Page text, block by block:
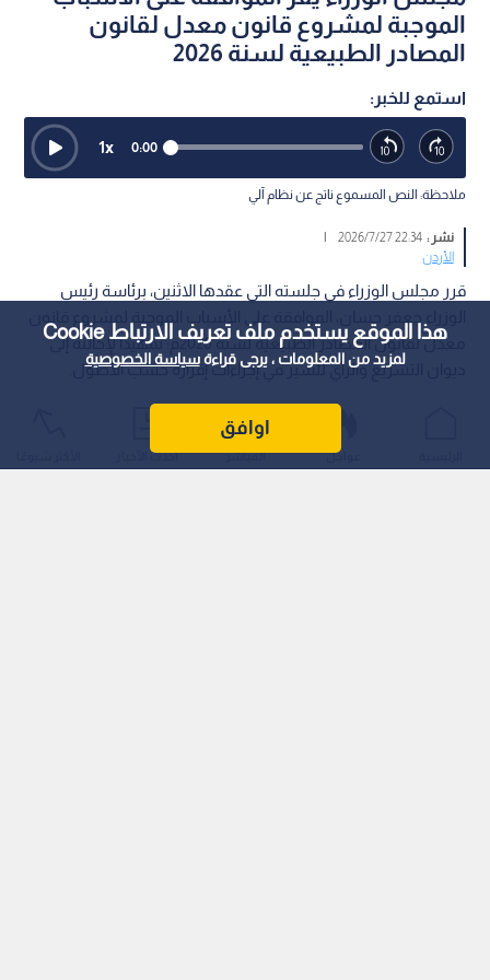
هذا الموقع يستخدم ملف تعريف الارتباط Cookie
لمزيد من المعلومات ، يرجى قراءةسياسة الخصوصية
اوافق
الموجبة لمشروع قانون معدل لقانون
المصادر الطبيعية لسنة 2026
استمع للخبر:
0:00
1x
ملاحظة: النص المسموع ناتج عن نظام آلي
نشر :22:34 2026/7/27
|
الأردن
قرر مجلس الوزراء في جلسته التي عقدها الاثنين، برئاسة رئيس
معدل لقانون المصادر الطبيعية لسنة 2026م؛ تمهيدا لإحالته إلى
ديوان التشريع والرأي للسير في إجراءات إقراره حسب الأصول.
عواجل المباشر أحدث الأخبار